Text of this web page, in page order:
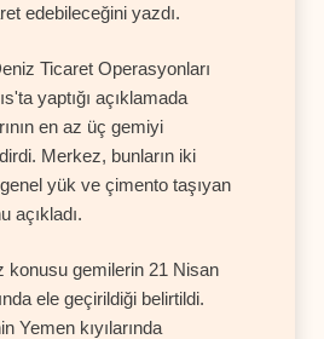
edebileceğini yazdı.
Ticaret Operasyonları
yaptığı açıklamada
en az üç gemiyi
Merkez, bunların iki
yük ve çimento taşıyan
açıkladı.
konusu gemilerin 21 Nisan
ele geçirildiği belirtildi.
Yemen kıyılarında